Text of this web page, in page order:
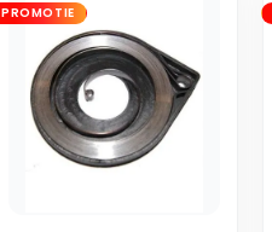
PROMOTIE